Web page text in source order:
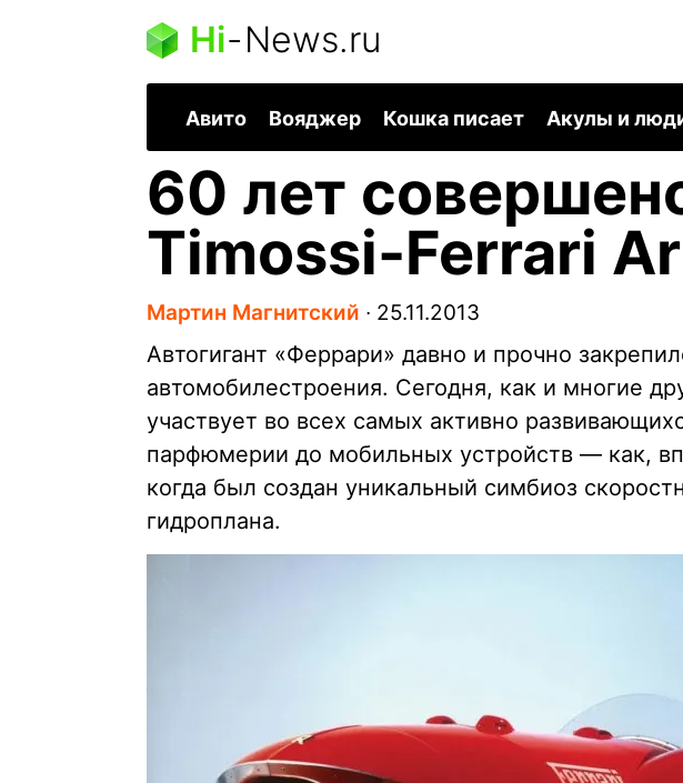
Hi-News.ru
Авито Вояджер Кошка писает Акулы и
60 лет
Timossi-Ferrari
Мартин Магнитский ∙ 25.11.2013
Автогигант «Феррари» давно и прочно
автомобилестроения. Сегодня, как и многие
участвует во всех самых активно
парфюмерии до мобильных устройств — как,
когда был создан уникальный симбиоз
гидроплана.